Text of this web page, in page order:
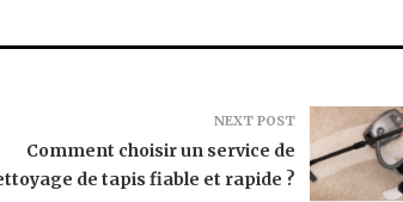
NEXT POST
Comment choisir un service de
de tapis fiable et rapide ?